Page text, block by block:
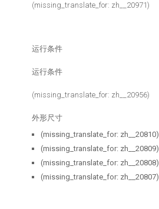
(missing_translate_for: zh__20971)
运行条件
运行条件
(missing_translate_for: zh__20956)
外形尺寸
(missing_translate_for: zh__20810)
(missing_translate_for: zh__20809)
(missing_translate_for: zh__20808)
(missing_translate_for: zh__20807)